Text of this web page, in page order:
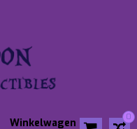
0
Winkelwagen